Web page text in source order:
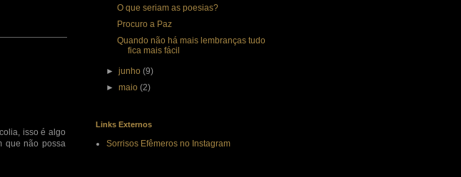
isso é algo
que não possa
O que seriam as poesias?
Procuro a Paz
Quando não há mais lembranças tudo
fica mais fácil
►junho(9)
►maio(2)
Links Externos
Sorrisos Efêmeros no Instagram